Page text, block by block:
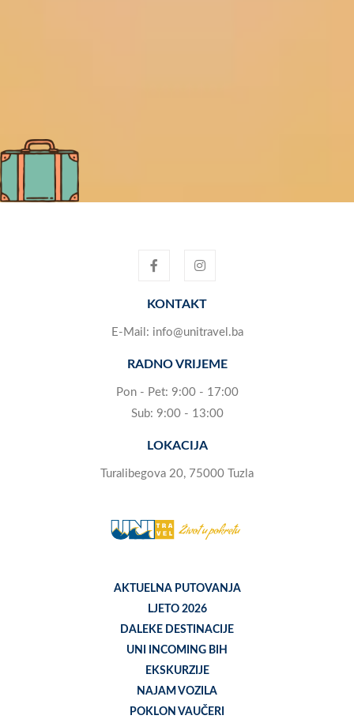
KONTAKT
E-Mail: info@unitravel.ba
RADNO VRIJEME
Pon - Pet: 9:00 - 17:00
Sub: 9:00 - 13:00
LOKACIJA
Turalibegova 20, 75000 Tuzla
AKTUELNA PUTOVANJA
LJETO 2026
DALEKE DESTINACIJE
UNI INCOMING BIH
EKSKURZIJE
NAJAM VOZILA
POKLON VAUČERI